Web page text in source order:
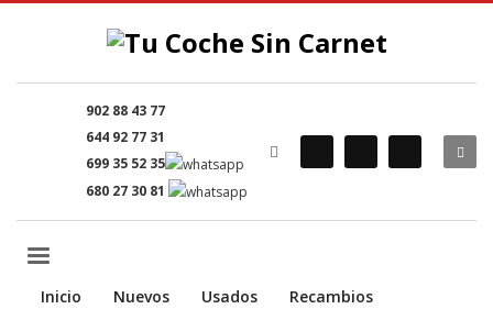
902 88 43 77
644 92 77 31
699 35 52 35
680 27 30 81
Inicio Nuevos Usados
Recambios